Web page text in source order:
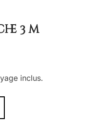
3 m
inclus.